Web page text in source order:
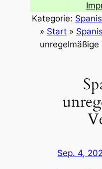
Kategorie:
» Start»
unregelmäßige
Sep. 4,